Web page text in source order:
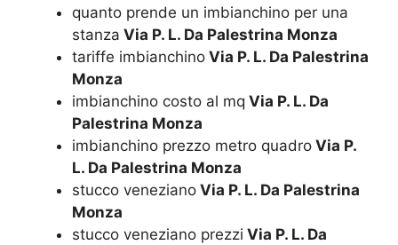
quanto prende un imbianchino per una
stanza Via P. L. Da Palestrina Monza
tariffe imbianchino Via P. L. Da Palestrina
Monza
imbianchino costo al mq Via P. L. Da
Palestrina Monza
imbianchino prezzo metro quadro Via P.
L. Da Palestrina Monza
stucco veneziano Via P. L. Da Palestrina
Monza
stucco veneziano prezzi Via P. L. Da